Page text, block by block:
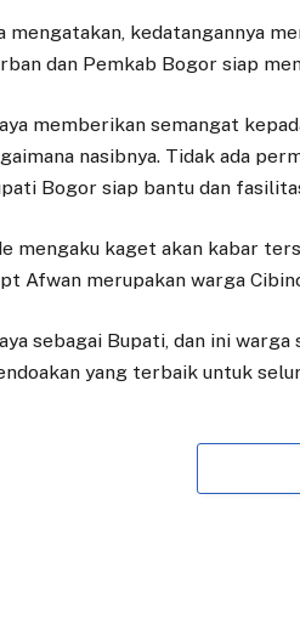
mengatakan, kedatangannya
dan Pemkab Bogor siap
memberikan semangat
nasibnya. Tidak ada
Bogor siap bantu dan
mengaku kaget akan kabar
Afwan merupakan warga
sebagai Bupati, dan ini
yang terbaik untuk